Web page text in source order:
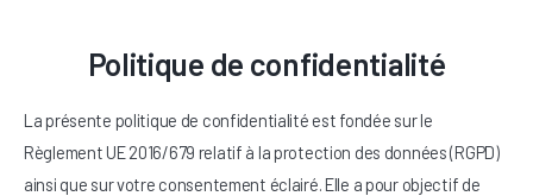
Politique de confidentialité
La présente politique de confidentialité est fondée sur le
Règlement UE 2016/679 relatif à la protection des données (RGPD)
ainsi que sur votre consentement éclairé. Elle a pour objectif de